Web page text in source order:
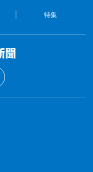
特集